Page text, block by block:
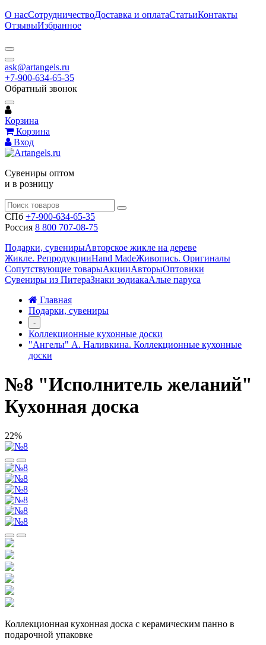
О насСотрудничествоДоставка и оплатаСтатьиКонтакты
ОтзывыИзбранное
ask@artangels.ru
+7-900-634-65-35
Обратный звонок
Корзина
Корзина
Вход
Сувениры оптом
и в розницу
СПб +7-900-634-65-35
Россия 8 800 707-08-75
Подарки, сувенирыАвторское жикле на дереве
Жикле. РепродукцииHand MadeЖивопись. Оригиналы
Сопутствующие товарыАкцииАвторыОптовики
Сувениры из ПитераЗнаки зодиакаАлые паруса
Главная
Подарки, сувениры
-
Коллекционные кухонные доски
"Ангелы" А. Наливкина. Коллекционные кухонные
доски
№8 "Исполнитель желаний"
Кухонная доска
22%
Коллекционная кухонная доска с керамическим панно в
подарочной упаковке